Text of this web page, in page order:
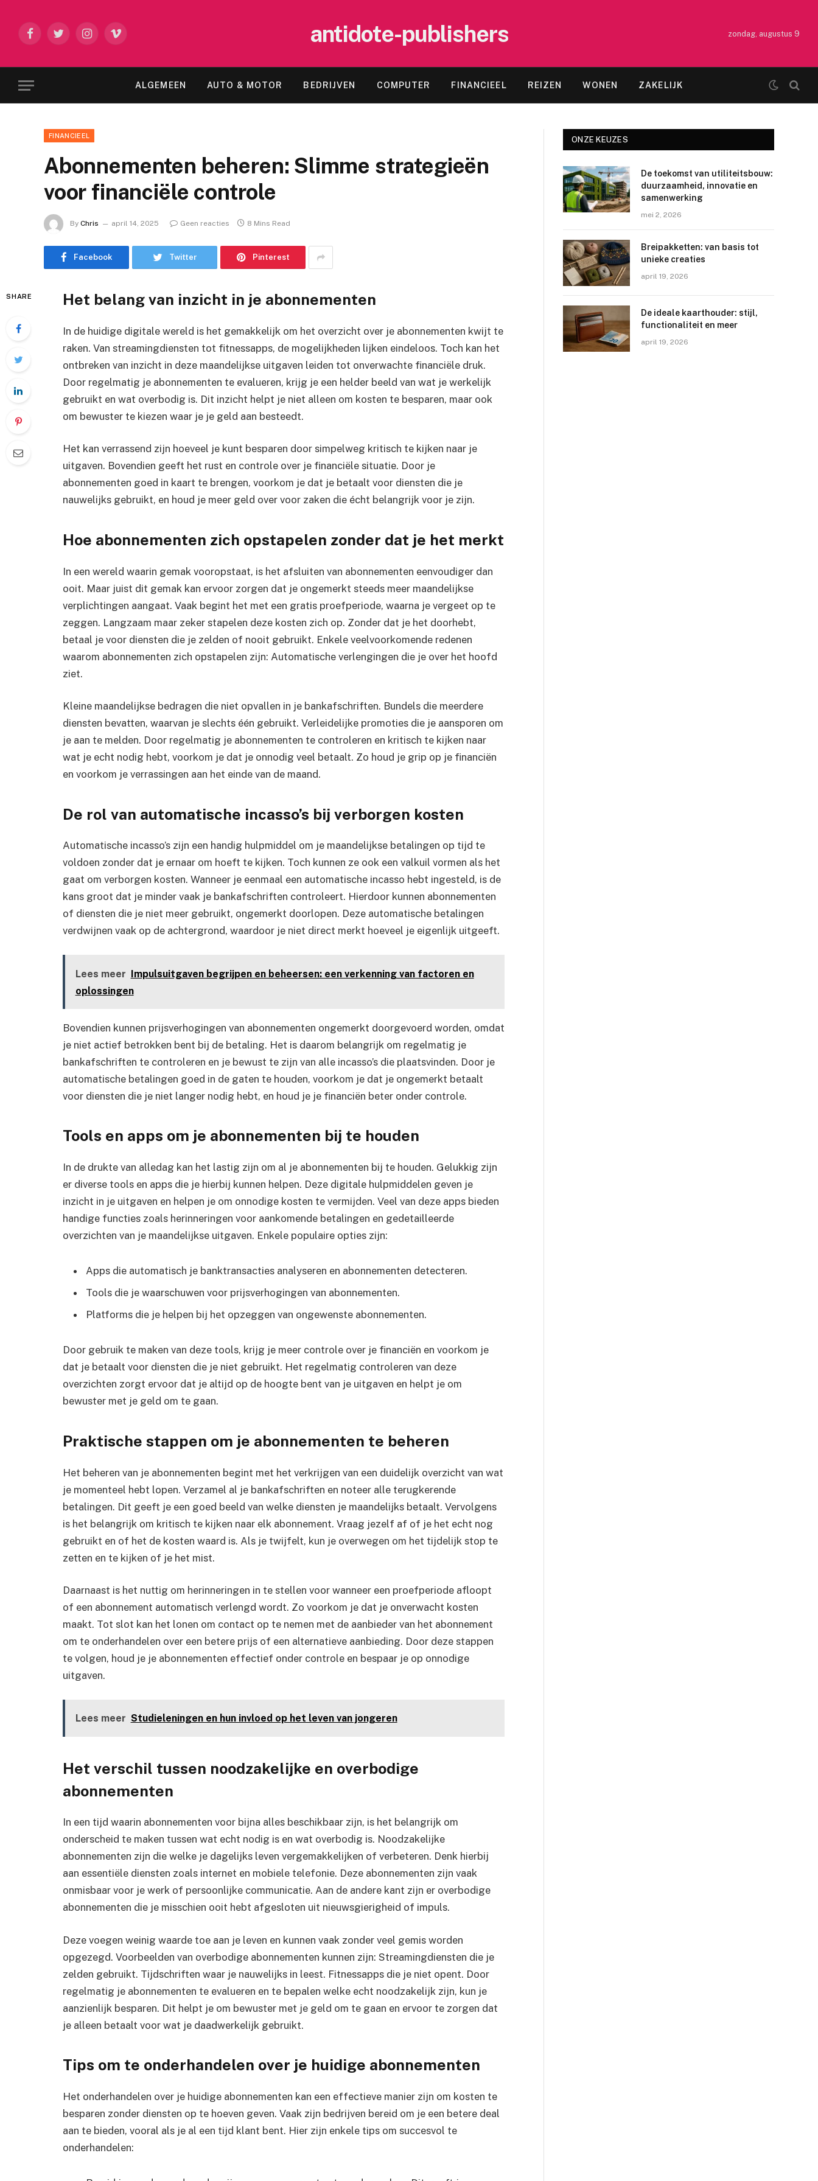
FacebookTwitterInstagram
Vimeo antidote-publishers zondag, augustus 9
ALGEMEEN AUTO & MOTOR BEDRIJVEN COMPUTER FINANCIEEL REIZEN WONEN ZAKELIJK
FINANCIEEL
Abonnementen beheren: Slimme strategieën
voor financiële controle
By Chris april 14, 2025 Geen reacties 8 Mins Read
Facebook Twitter Pinterest
SHARE Het belang van inzicht in je abonnementen
In de huidige digitale wereld is het gemakkelijk om het overzicht over je abonnementen kwijt te
raken. Van streamingdiensten tot fitnessapps, de mogelijkheden lijken eindeloos. Toch kan het
ontbreken van inzicht in deze maandelijkse uitgaven leiden tot onverwachte financiële druk.
Door regelmatig je abonnementen te evalueren, krijg je een helder beeld van wat je werkelijk
gebruikt en wat overbodig is. Dit inzicht helpt je niet alleen om kosten te besparen, maar ook
om bewuster te kiezen waar je je geld aan besteedt.
Het kan verrassend zijn hoeveel je kunt besparen door simpelweg kritisch te kijken naar je
uitgaven. Bovendien geeft het rust en controle over je financiële situatie. Door je
abonnementen goed in kaart te brengen, voorkom je dat je betaalt voor diensten die je
nauwelijks gebruikt, en houd je meer geld over voor zaken die écht belangrijk voor je zijn.
Hoe abonnementen zich opstapelen zonder dat je het merkt
In een wereld waarin gemak vooropstaat, is het afsluiten van abonnementen eenvoudiger dan
ooit. Maar juist dit gemak kan ervoor zorgen dat je ongemerkt steeds meer maandelijkse
verplichtingen aangaat. Vaak begint het met een gratis proefperiode, waarna je vergeet op te
zeggen. Langzaam maar zeker stapelen deze kosten zich op. Zonder dat je het doorhebt,
betaal je voor diensten die je zelden of nooit gebruikt. Enkele veelvoorkomende redenen
waarom abonnementen zich opstapelen zijn: Automatische verlengingen die je over het hoofd
ziet.
Kleine maandelijkse bedragen die niet opvallen in je bankafschriften. Bundels die meerdere
diensten bevatten, waarvan je slechts één gebruikt. Verleidelijke promoties die je aansporen om
je aan te melden. Door regelmatig je abonnementen te controleren en kritisch te kijken naar
wat je echt nodig hebt, voorkom je dat je onnodig veel betaalt. Zo houd je grip op je financiën
en voorkom je verrassingen aan het einde van de maand.
De rol van automatische incasso’s bij verborgen kosten
Automatische incasso’s zijn een handig hulpmiddel om je maandelijkse betalingen op tijd te
voldoen zonder dat je ernaar om hoeft te kijken. Toch kunnen ze ook een valkuil vormen als het
gaat om verborgen kosten. Wanneer je eenmaal een automatische incasso hebt ingesteld, is de
kans groot dat je minder vaak je bankafschriften controleert. Hierdoor kunnen abonnementen
of diensten die je niet meer gebruikt, ongemerkt doorlopen. Deze automatische betalingen
verdwijnen vaak op de achtergrond, waardoor je niet direct merkt hoeveel je eigenlijk uitgeeft.
Lees meer Impulsuitgaven begrijpen en beheersen: een verkenning van factoren en
oplossingen
Bovendien kunnen prijsverhogingen van abonnementen ongemerkt doorgevoerd worden, omdat
je niet actief betrokken bent bij de betaling. Het is daarom belangrijk om regelmatig je
bankafschriften te controleren en je bewust te zijn van alle incasso’s die plaatsvinden. Door je
automatische betalingen goed in de gaten te houden, voorkom je dat je ongemerkt betaalt
voor diensten die je niet langer nodig hebt, en houd je je financiën beter onder controle.
Tools en apps om je abonnementen bij te houden
In de drukte van alledag kan het lastig zijn om al je abonnementen bij te houden. Gelukkig zijn
er diverse tools en apps die je hierbij kunnen helpen. Deze digitale hulpmiddelen geven je
inzicht in je uitgaven en helpen je om onnodige kosten te vermijden. Veel van deze apps bieden
handige functies zoals herinneringen voor aankomende betalingen en gedetailleerde
overzichten van je maandelijkse uitgaven. Enkele populaire opties zijn:
Apps die automatisch je banktransacties analyseren en abonnementen detecteren.
Tools die je waarschuwen voor prijsverhogingen van abonnementen.
Platforms die je helpen bij het opzeggen van ongewenste abonnementen.
Door gebruik te maken van deze tools, krijg je meer controle over je financiën en voorkom je
dat je betaalt voor diensten die je niet gebruikt. Het regelmatig controleren van deze
overzichten zorgt ervoor dat je altijd op de hoogte bent van je uitgaven en helpt je om
bewuster met je geld om te gaan.
Praktische stappen om je abonnementen te beheren
Het beheren van je abonnementen begint met het verkrijgen van een duidelijk overzicht van wat
je momenteel hebt lopen. Verzamel al je bankafschriften en noteer alle terugkerende
betalingen. Dit geeft je een goed beeld van welke diensten je maandelijks betaalt. Vervolgens
is het belangrijk om kritisch te kijken naar elk abonnement. Vraag jezelf af of je het echt nog
gebruikt en of het de kosten waard is. Als je twijfelt, kun je overwegen om het tijdelijk stop te
zetten en te kijken of je het mist.
Daarnaast is het nuttig om herinneringen in te stellen voor wanneer een proefperiode afloopt
of een abonnement automatisch verlengd wordt. Zo voorkom je dat je onverwacht kosten
maakt. Tot slot kan het lonen om contact op te nemen met de aanbieder van het abonnement
om te onderhandelen over een betere prijs of een alternatieve aanbieding. Door deze stappen
te volgen, houd je je abonnementen effectief onder controle en bespaar je op onnodige
uitgaven.
Lees meer Studieleningen en hun invloed op het leven van jongeren
Het verschil tussen noodzakelijke en overbodige
abonnementen
In een tijd waarin abonnementen voor bijna alles beschikbaar zijn, is het belangrijk om
onderscheid te maken tussen wat echt nodig is en wat overbodig is. Noodzakelijke
abonnementen zijn die welke je dagelijks leven vergemakkelijken of verbeteren. Denk hierbij
aan essentiële diensten zoals internet en mobiele telefonie. Deze abonnementen zijn vaak
onmisbaar voor je werk of persoonlijke communicatie. Aan de andere kant zijn er overbodige
abonnementen die je misschien ooit hebt afgesloten uit nieuwsgierigheid of impuls.
Deze voegen weinig waarde toe aan je leven en kunnen vaak zonder veel gemis worden
opgezegd. Voorbeelden van overbodige abonnementen kunnen zijn: Streamingdiensten die je
zelden gebruikt. Tijdschriften waar je nauwelijks in leest. Fitnessapps die je niet opent. Door
regelmatig je abonnementen te evalueren en te bepalen welke echt noodzakelijk zijn, kun je
aanzienlijk besparen. Dit helpt je om bewuster met je geld om te gaan en ervoor te zorgen dat
je alleen betaalt voor wat je daadwerkelijk gebruikt.
Tips om te onderhandelen over je huidige abonnementen
Het onderhandelen over je huidige abonnementen kan een effectieve manier zijn om kosten te
besparen zonder diensten op te hoeven geven. Vaak zijn bedrijven bereid om je een betere deal
aan te bieden, vooral als je al een tijd klant bent. Hier zijn enkele tips om succesvol te
onderhandelen:
ONZE KEUZES
De toekomst van utiliteitsbouw:
duurzaamheid, innovatie en
samenwerking
mei 2, 2026
Breipakketten: van basis tot
unieke creaties
april 19, 2026
De ideale kaarthouder: stijl,
functionaliteit en meer
april 19, 2026